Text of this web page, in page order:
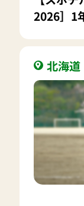
2026］1
北海道